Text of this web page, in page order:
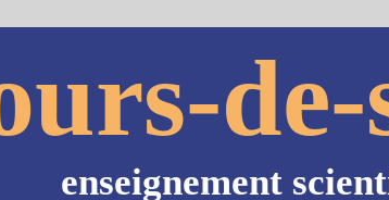
enseignement